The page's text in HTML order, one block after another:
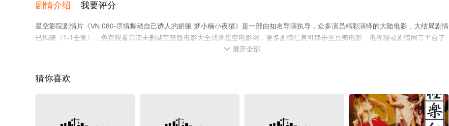
剧情介绍 我要评分
星空影院剧情片《VN.080-尽情舞动自己诱人的娇躯 梦小楠小夜猫》是一部由知名导演执导，众多演员精彩演绎的大陆电影，大结局剧情
已揭晓（1-1全集），免费观看高清未删减完整版电影大全就来星空电影网，更多剧情信息可移步至豆瓣电影、电视猫或剧情网等平台了
 展开全部
猜你喜欢